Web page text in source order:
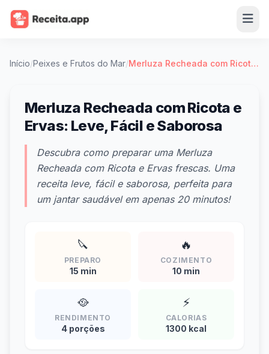
Início/Peixes e Frutos do Mar/ Merluza Recheada com Ricota e Ervas: Leve, Fácil e Saborosa
Merluza Recheada com Ricota e
Ervas: Leve, Fácil e Saborosa
Descubra como preparar uma Merluza
Recheada com Ricota e Ervas frescas. Uma
receita leve, fácil e saborosa, perfeita para
um jantar saudável em apenas 20 minutos!
🔪
PREPARO
15 min
🔥
COZIMENTO
10 min
🥘
RENDIMENTO
4 porções
⚡
CALORIAS
1300 kcal